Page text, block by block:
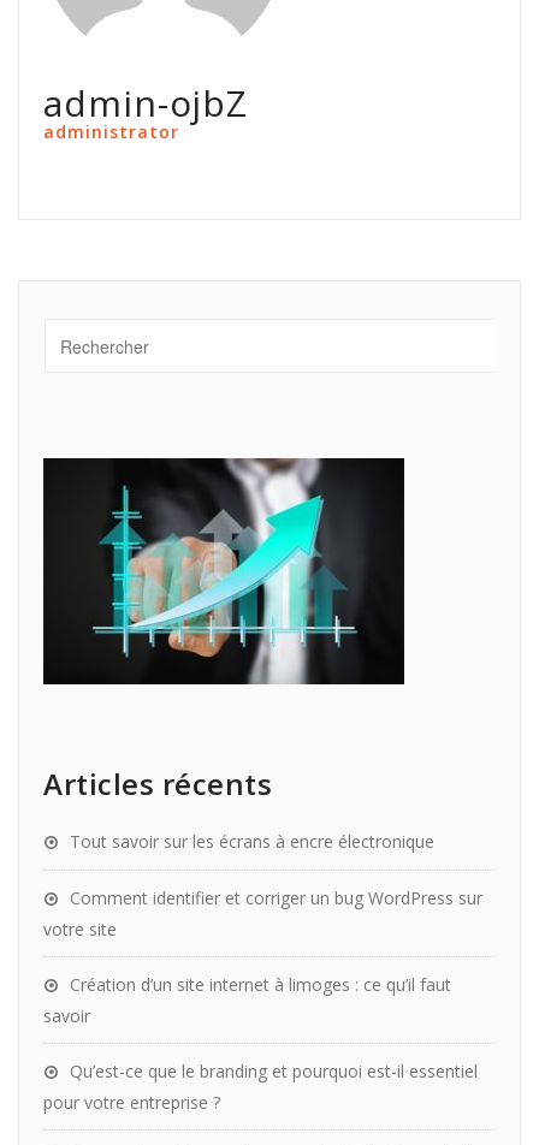
admin-ojbZ
administrator
Articles récents
Tout savoir sur les écrans à encre électronique
Comment identifier et corriger un bug WordPress sur
votre site
Création d’un site internet à limoges : ce qu’il faut
savoir
Qu’est-ce que le branding et pourquoi est-il essentiel
pour votre entreprise ?